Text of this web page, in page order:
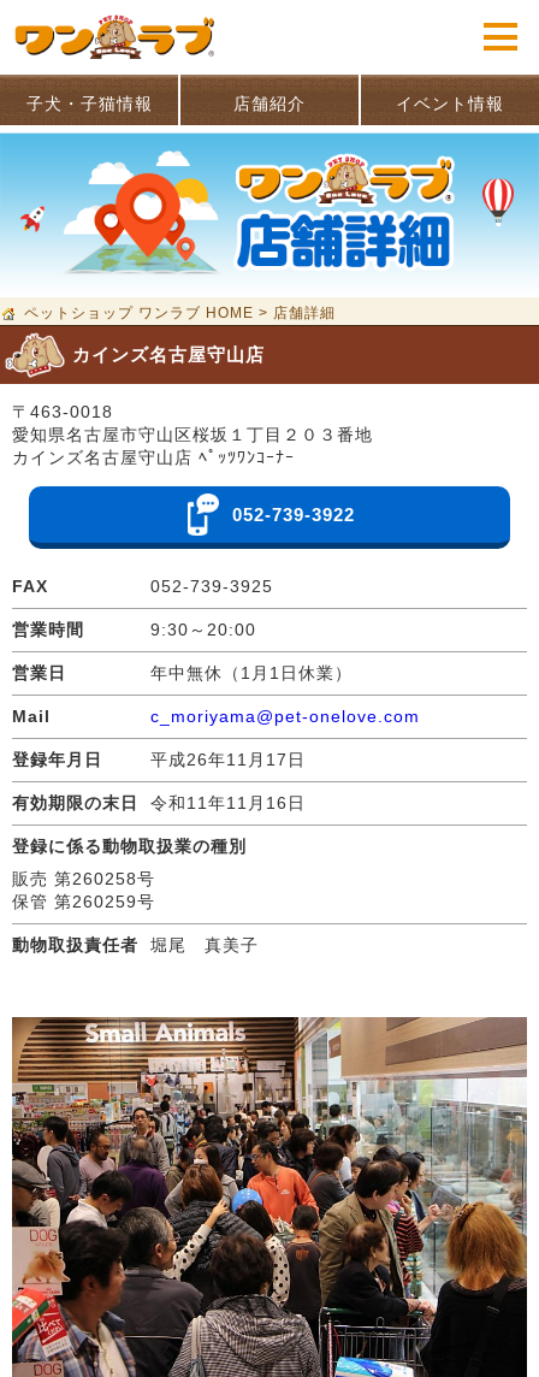
子犬・子猫情報 店舗紹介 イベント情報
ペットショップ ワンラブ HOME > 店舗詳細
カインズ名古屋守山店
〒463-0018
愛知県名古屋市守山区桜坂１丁目２０３番地
カインズ名古屋守山店 ﾍﾟｯﾂﾜﾝｺｰﾅｰ
052-739-3922
FAX 052-739-3925
営業時間 9:30～20:00
営業日 年中無休（1月1日休業）
Mail c_moriyama@pet-onelove.com
登録年月日 平成26年11月17日
有効期限の末日 令和11年11月16日
登録に係る動物取扱業の種別
販売 第260258号
保管 第260259号
動物取扱責任者 堀尾 真美子